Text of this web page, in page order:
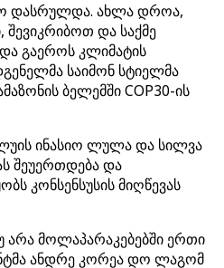
დასრულდა. ახლა დროა,
და საქმე
გაეროს კლიმატის
საიმონ სტიელმა
ბელემში COP30-ის
ინასიო ლულა და სილვა
შეუერთდება და
კონსენსუსის მიღწევას
არა მოლაპარაკებებში ერთი
ანდრე კორეა დო ლაგომ